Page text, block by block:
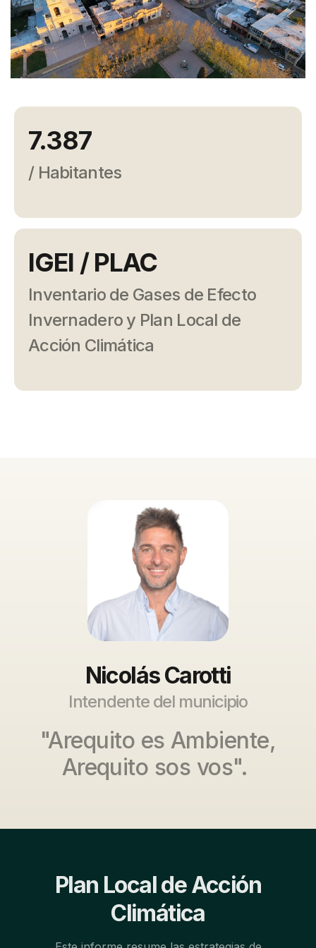
Campañas
Arbolado
Residuos
Edificios Municipales Energéticamente
7.387
/ Habitantes
IGEI / PLAC
Inventario de Gases de Efecto
Invernadero y Plan Local de
Acción Climática
Nicolás Carotti
Intendente del municipio
"Arequito es Ambiente,
Arequito sos vos".
Plan Local de Acción
Climática